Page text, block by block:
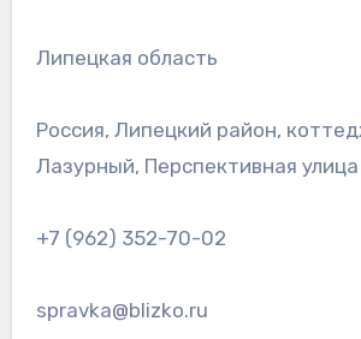
Липецкая область
Россия, Липецкий район,
Лазурный, Перспективная улица
+7 (962) 352-70-02
spravka@blizko.ru